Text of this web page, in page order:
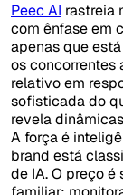
Peec AI rastreia
com ênfase em
apenas que
os concorrentes
relativo em
sofisticada do
revela
A força é
brand está
de IA. O preço